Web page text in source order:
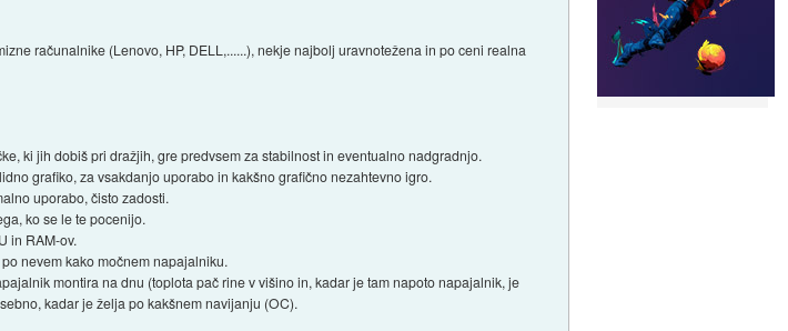
računalnike (Lenovo, HP, DELL,......), nekje najbolj uravnotežena in po ceni realna
ki jih dobiš pri dražjih, gre predvsem za stabilnost in eventualno nadgradnjo.
grafiko, za vsakdanjo uporabo in kakšno grafično nezahtevno igro.
uporabo, čisto zadosti.
ko se le te pocenijo.
in RAM-ov.
nevem kako močnem napajalniku.
montira na dnu (toplota pač rine v višino in, kadar je tam napoto napajalnik, je
kadar je želja po kakšnem navijanju (OC).